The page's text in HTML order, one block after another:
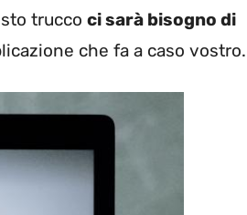
trucco ci sarà bisogno di
che fa a caso vostro.